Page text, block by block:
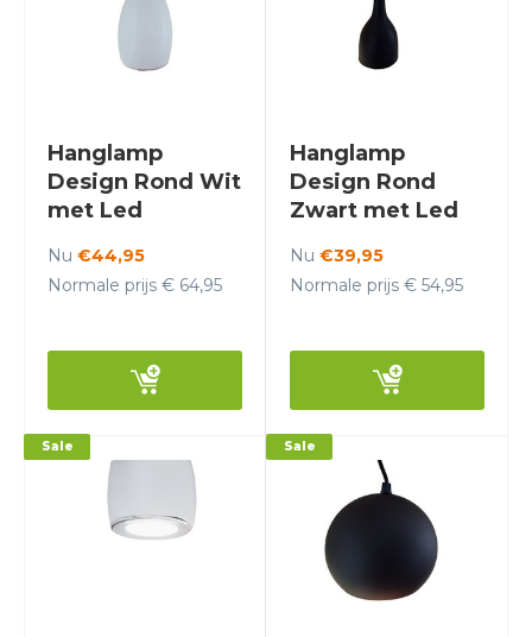
Hanglamp
Design Rond Wit
met Led
Scaldare Veneto
Nu €44,95
Normale prijs € 64,95
Hanglamp
Design Rond
Zwart met Led
Scaldare Veneto
Nu €39,95
Normale prijs € 54,95
Sale Sale